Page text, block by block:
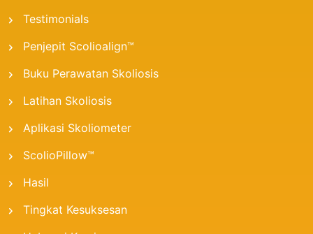
Testimonials
Penjepit Scolioalign™
Buku Perawatan Skoliosis
Latihan Skoliosis
Aplikasi Skoliometer
ScolioPillow™
Hasil
Tingkat Kesuksesan